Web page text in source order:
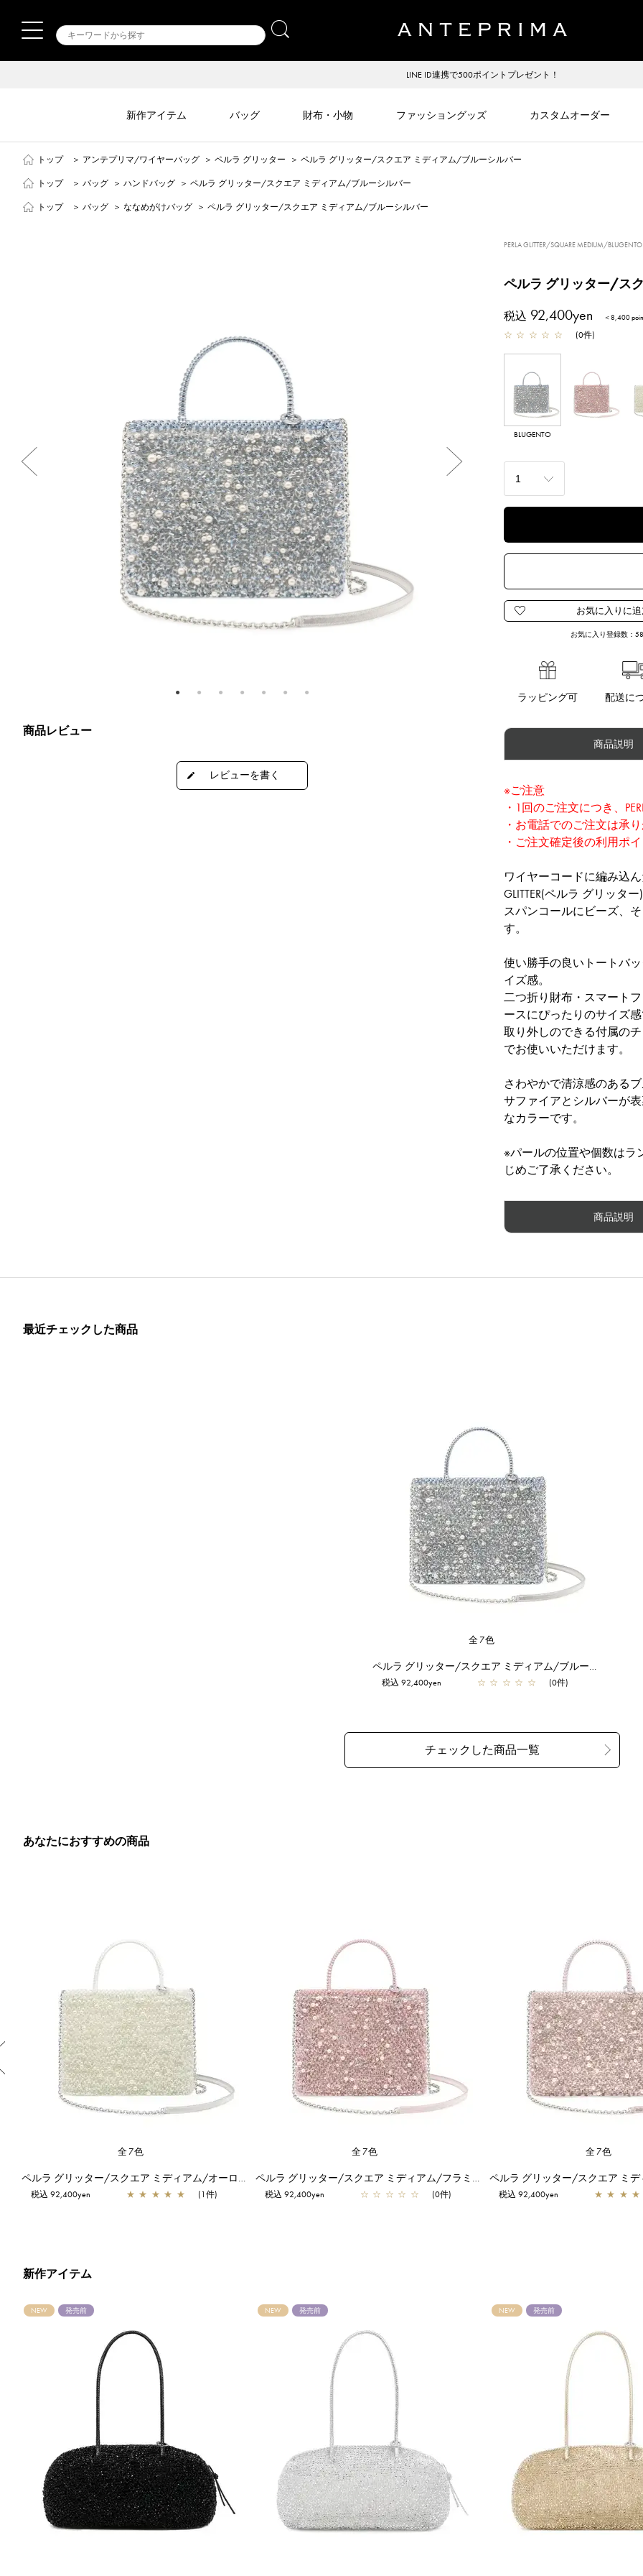
LINE ID連携で500ポイントプレゼント！
新作アイテム バッグ 財布・小物 ファッショングッズ カスタムオーダー
トップ ＞ アンテプリマ/ワイヤーバッグ ＞ ペルラ グリッター ＞ ペルラ グリッター/スクエア ミディアム/ブルーシルバー
トップ ＞ バッグ ＞ ハンドバッグ ＞ ペルラ グリッター/スクエア ミディアム/ブルーシルバー
トップ ＞ バッグ ＞ ななめがけバッグ ＞ ペルラ グリッター/スクエア ミディアム/ブルーシルバー
商品レビュー
PERLA GLITTER/SQUARE MEDIUM/BLUGENTO
ペルラ グリッター/ス
税込 92,400yen ＜8,400
☆ ☆ ☆ ☆ ☆ (0件)
BLUGENTO
お気に入り登録数：
ラッピング可 配送に
商品説明
※ご注意
・1回のご注文につき、
・お電話でのご注文は承り
・ご注文確定後の利用ポ
ワイヤーコードに編み込
GLITTER(ペルラ グリッター)
スパンコールにビーズ、
す。
使い勝手の良いトートバ
イズ感。
二つ折り財布・スマート
ースにぴったりのサイズ感
取り外しのできる付属の
でお使いいただけます。
さわやかで清涼感のあるブ
サファイアとシルバーが
なカラーです。
※パールの位置や個数はラ
じめご了承ください。
商品説明
最近チェックした商品
全7色
ペルラ グリッター/スクエア ミディアム/ブルーシルバー
税込 92,400yen ☆ ☆ ☆ ☆ ☆ (0件)
あなたにおすすめの商品
全7色
ペルラ グリッター/スクエア ミディアム/オーロラホワイト
税込 92,400yen ★ ★ ★ ★ ★ (1件)
全7色
ペルラ グリッター/スクエア ミディアム/フラミンゴシルバー
税込 92,400yen ☆ ☆ ☆ ☆ ☆ (0件)
全7色
税込 92,400yen ★ ★ ★ ★
新作アイテム
NEW 発売前 NEW 発売前 NEW 発売前